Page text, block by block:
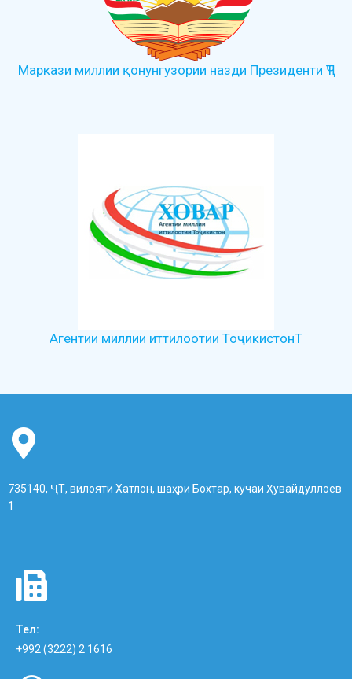
Маркази миллии қонунгузории назди Президенти ҶТ
Агентии миллии иттилоотии ТоҷикистонТ
735140, ҶТ, вилояти Хатлон, шаҳри Бохтар, кӯчаи Ҳувайдуллоев
1
Тел:
+992 (3222) 2 1616